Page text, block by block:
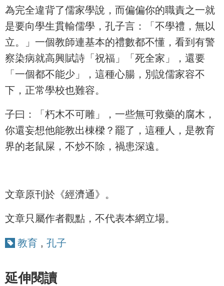
為完全違背了儒家學說，而偏偏你的職責之一就
是要向學生貫輸儒學，孔子言：「不學禮，無以
立。」一個教師連基本的禮數都不懂，看到有警
察染病就高興賦詩「祝福」「死全家」，還要
「一個都不能少」，這種心腸，別說儒家容不
下，正常學校也難容。
子曰：「朽木不可雕」，一些無可救藥的腐木，
你還妄想他能教出棟樑？罷了，這種人，是教育
界的老鼠屎，不炒不除，禍患深遠。
文章原刊於《經濟通》。
文章只屬作者觀點，不代表本網立場。
教育 , 孔子
延伸閱讀